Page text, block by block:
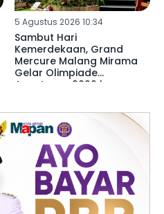
5 Agustus 2026 10:34
Sambut Hari
Kemerdekaan, Grand
Mercure Malang Mirama
Gelar Olimpiade
Agustusan 2026 bersama